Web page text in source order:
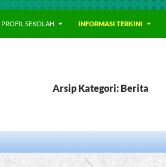
PROFIL SEKOLAH INFORMASI TERKINI
Arsip Kategori: Berita